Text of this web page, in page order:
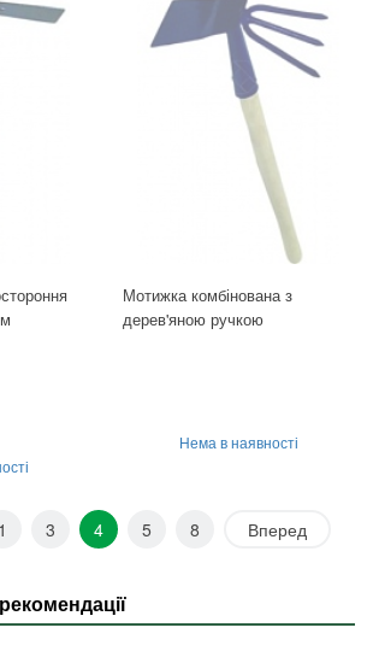
Мотижка комбінована з
дерев'яною ручкою
Нема в наявності
1 3 4 5 8 Вперед